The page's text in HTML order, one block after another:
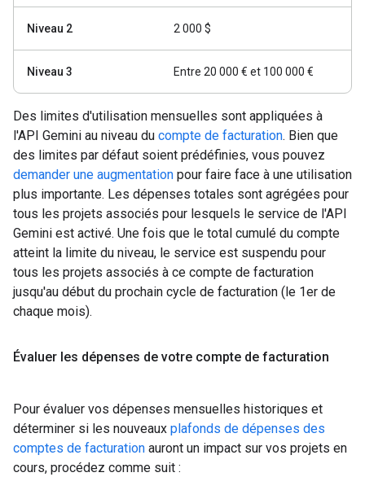
Niveau 2 2 000 $
Niveau 3 Entre 20 000 € et 100 000 €
Des limites d'utilisation mensuelles sont appliquées à
l'API Gemini au niveau du compte de facturation. Bien que
des limites par défaut soient prédéfinies, vous pouvez
demander une augmentation pour faire face à une utilisation
plus importante. Les dépenses totales sont agrégées pour
tous les projets associés pour lesquels le service de l'API
Gemini est activé. Une fois que le total cumulé du compte
atteint la limite du niveau, le service est suspendu pour
tous les projets associés à ce compte de facturation
jusqu'au début du prochain cycle de facturation (le 1er de
chaque mois).
Évaluer les dépenses de votre compte de facturation
Pour évaluer vos dépenses mensuelles historiques et
déterminer si les nouveaux plafonds de dépenses des
comptes de facturation auront un impact sur vos projets en
cours, procédez comme suit :